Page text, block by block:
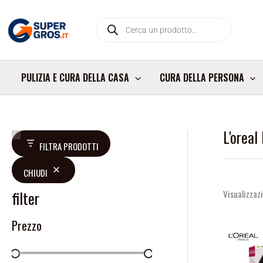
contenuto
search
PULIZIA E CURA DELLA CASA CURA DELLA PERSONA
FILTRA PRODOTTI
CHIUDI
filter
Prezzo
V
a
l
u
t
a
D
s
p
o
n